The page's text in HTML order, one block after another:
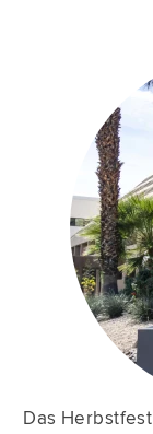
Das